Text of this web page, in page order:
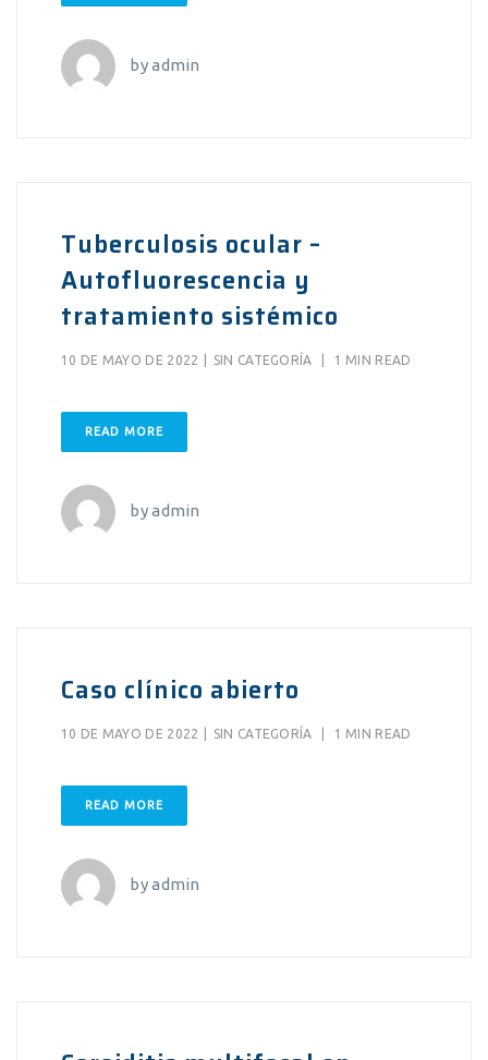
byadmin
Tuberculosis ocular –
Autofluorescencia y
tratamiento sistémico
10 DE MAYO DE 2022 SIN CATEGORÍA 1 MIN READ
READ MORE
byadmin
Caso clínico abierto
10 DE MAYO DE 2022 SIN CATEGORÍA 1 MIN READ
READ MORE
byadmin